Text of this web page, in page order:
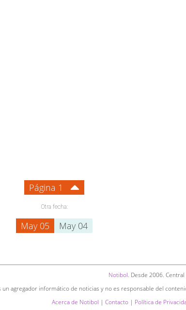
Página 1
Otra fecha:
May 05 May 04
Notibol. Desde 2006.
un agregador informático de noticias y no es responsable del
Acerca de Notibol | Contacto| Política de